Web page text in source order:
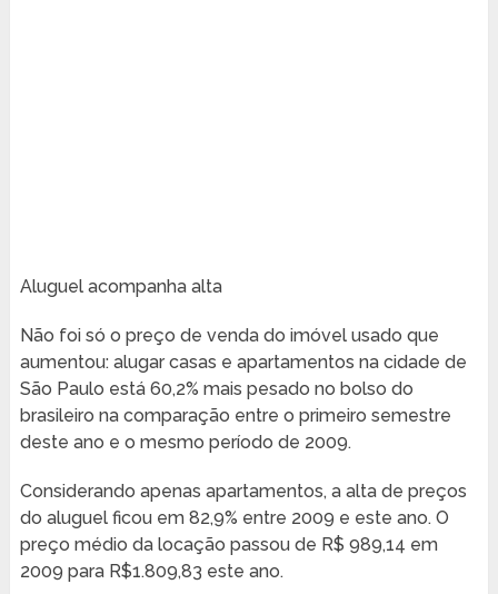
Aluguel acompanha alta
Não foi só o preço de venda do imóvel usado que
aumentou: alugar casas e apartamentos na cidade de
São Paulo está 60,2% mais pesado no bolso do
brasileiro na comparação entre o primeiro semestre
deste ano e o mesmo período de 2009.
Considerando apenas apartamentos, a alta de preços
do aluguel ficou em 82,9% entre 2009 e este ano. O
preço médio da locação passou de R$ 989,14 em
2009 para R$1.809,83 este ano.